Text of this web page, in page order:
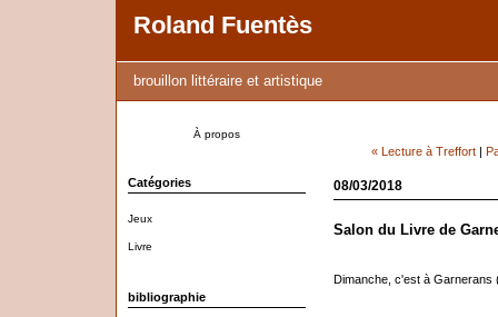
Roland Fuentès
brouillon littéraire et artistique
À propos
Catégories
Jeux
Livre
bibliographie
« Lecture à Treffort|
08/03/2018
Salon du Livre de
Dimanche, c'est à Garnerans